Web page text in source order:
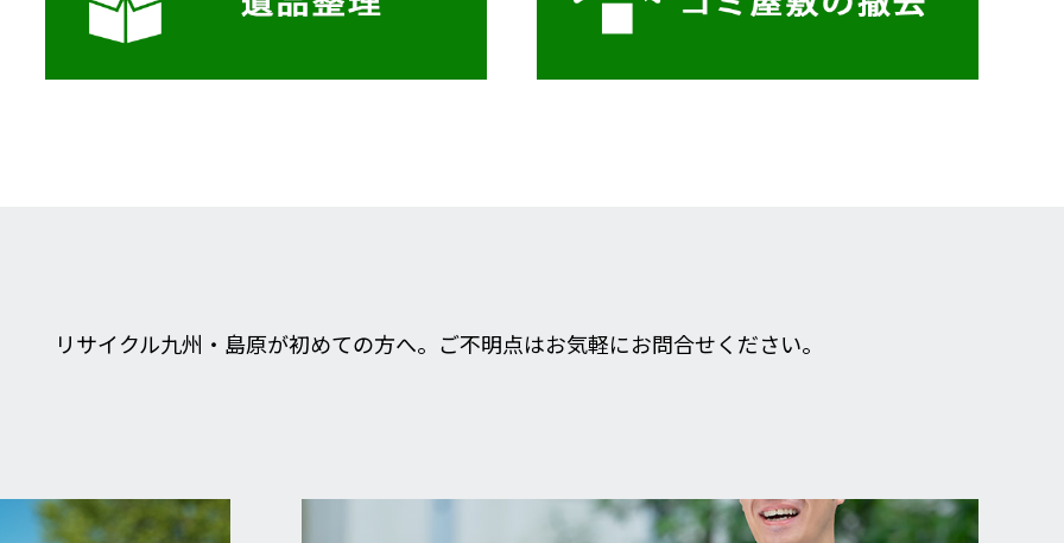
リサイクル九州・島原が初めての方へ。ご不明点はお気軽にお問合せください。